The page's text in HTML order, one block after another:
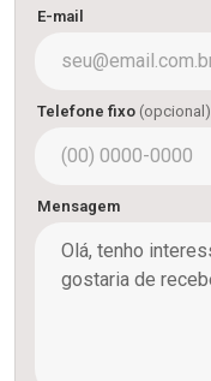
E-mail
Telefone fixo (opcional)
Mensagem